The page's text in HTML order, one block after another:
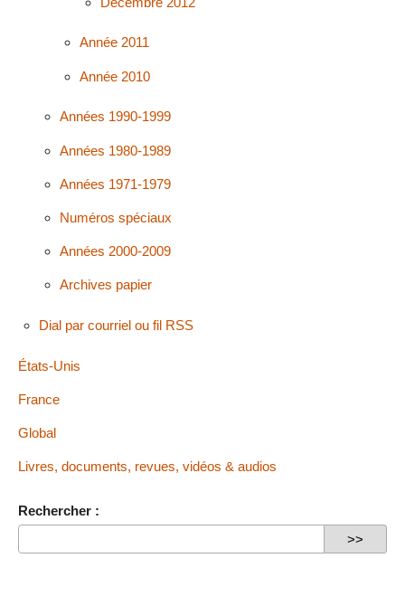
Année 2011
Année 2010
Années 1990-1999
Années 1980-1989
Années 1971-1979
Numéros spéciaux
Années 2000-2009
Archives papier
Dial par courriel ou fil RSS
États-Unis
France
Global
Livres, documents, revues, vidéos & audios
Rechercher :